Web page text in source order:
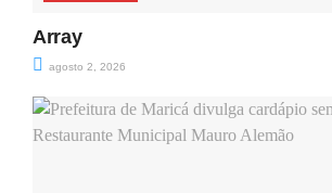
Array
agosto 2, 2026